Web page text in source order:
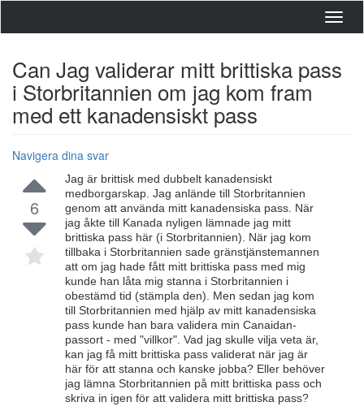
Can Jag validerar mitt brittiska pass
i Storbritannien om jag kom fram
med ett kanadensiskt pass
Navigera dina svar
6
Jag är brittisk med dubbelt kanadensiskt
medborgarskap. Jag anlände till Storbritannien
genom att använda mitt kanadensiska pass. När
jag åkte till Kanada nyligen lämnade jag mitt
brittiska pass här (i Storbritannien). När jag kom
tillbaka i Storbritannien sade gränstjänstemannen
att om jag hade fått mitt brittiska pass med mig
kunde han låta mig stanna i Storbritannien i
obestämd tid (stämpla den). Men sedan jag kom
till Storbritannien med hjälp av mitt kanadensiska
pass kunde han bara validera min Canaidan-
passort - med "villkor". Vad jag skulle vilja veta är,
kan jag få mitt brittiska pass validerat när jag är
här för att stanna och kanske jobba? Eller behöver
jag lämna Storbritannien på mitt brittiska pass och
skriva in igen för att validera mitt brittiska pass?